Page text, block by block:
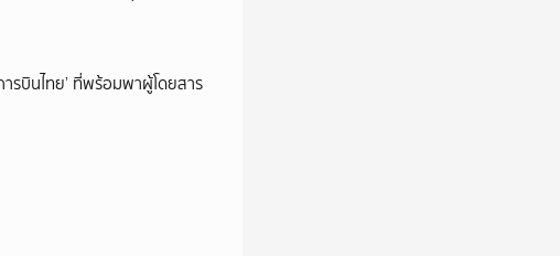
บินไทย’ ที่พร้อมพาผู้โดยสาร